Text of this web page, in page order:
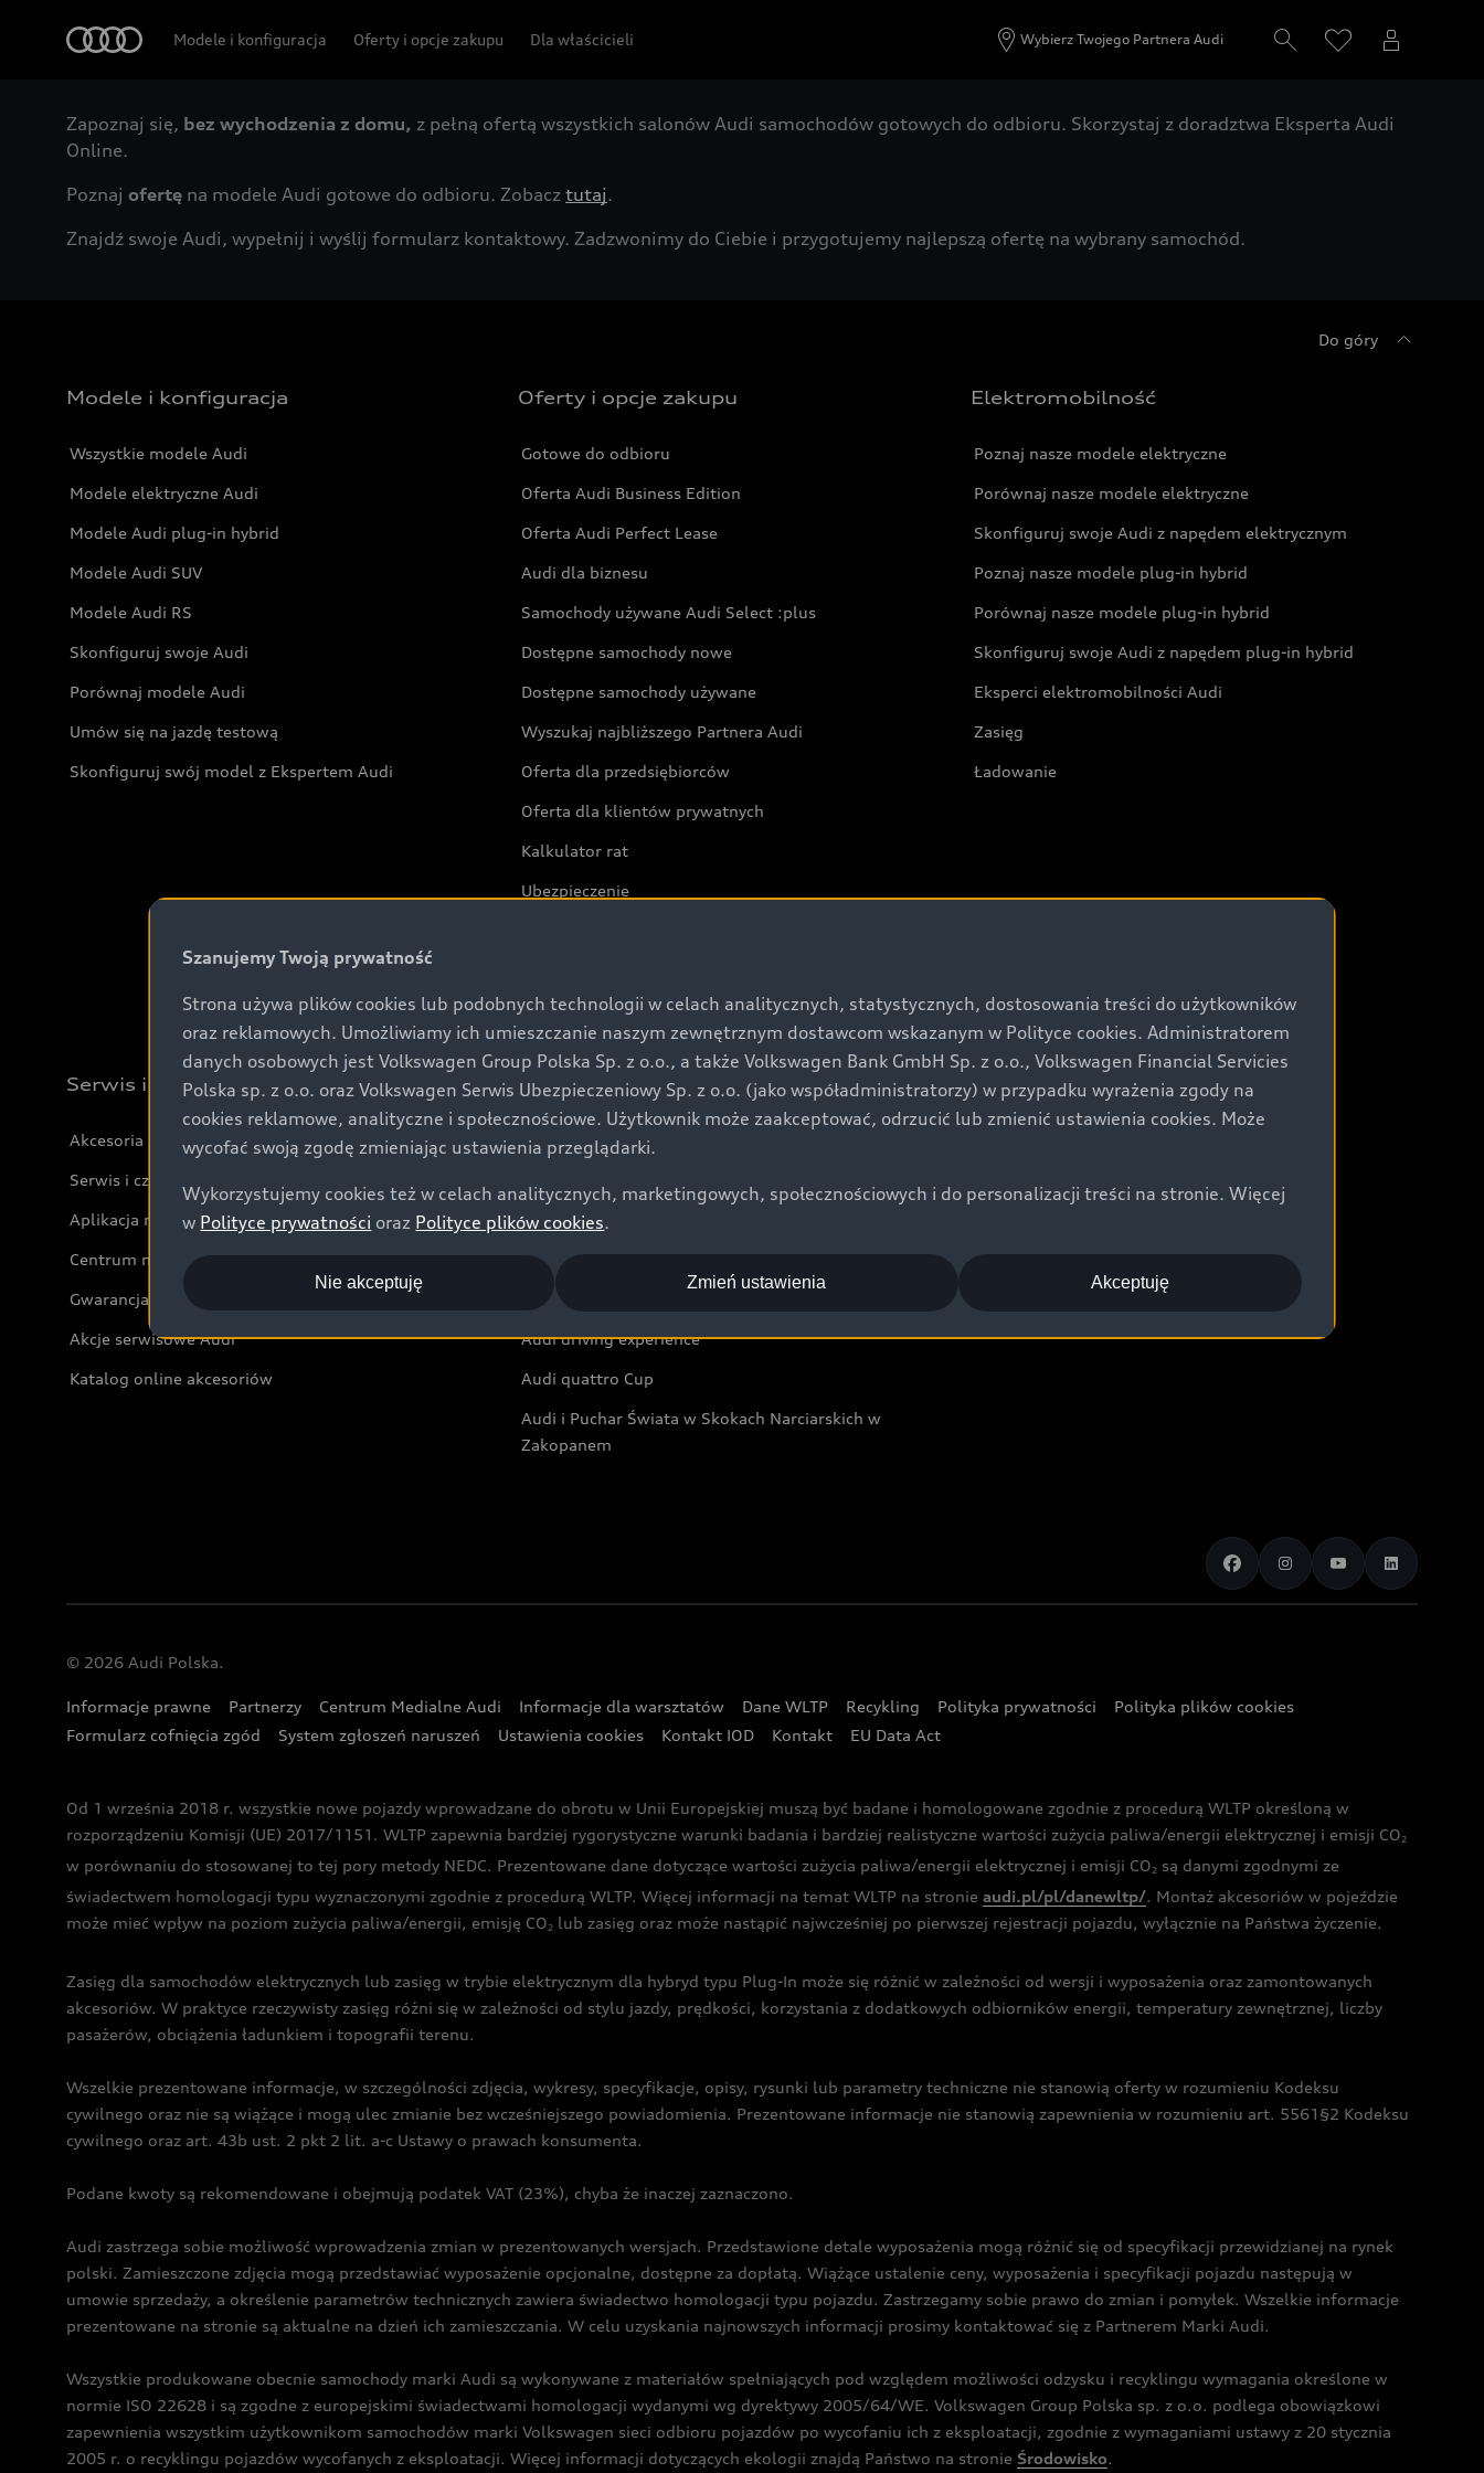
Modele i konfiguracja Oferty i opcje zakupu Dla właścicieli Wybierz Twojego Partnera Audi
Zapoznaj się, bez wychodzenia z domu, z pełną ofertą wszystkich salonów Audi samochodów gotowych do odbioru. Skorzystaj z doradztwa Eksperta Audi
Online.
Poznaj ofertę na modele Audi gotowe do odbioru. Zobacz tutaj.
Znajdź swoje Audi, wypełnij i wyślij formularz kontaktowy. Zadzwonimy do Ciebie i przygotujemy najlepszą ofertę na wybrany samochód.
Do góry
Modele i konfiguracja
Wszystkie modele Audi
Modele elektryczne Audi
Modele Audi plug-in hybrid
Modele Audi SUV
Modele Audi RS
Skonfiguruj swoje Audi
Porównaj modele Audi
Umów się na jazdę testową
Skonfiguruj swój model z Ekspertem Audi
Oferty i opcje zakupu
Gotowe do odbioru
Oferta Audi Business Edition
Oferta Audi Perfect Lease
Audi dla biznesu
Samochody używane Audi Select :plus
Dostępne samochody nowe
Dostępne samochody używane
Wyszukaj najbliższego Partnera Audi
Oferta dla przedsiębiorców
Oferta dla klientów prywatnych
Kalkulator rat
Ubezpieczenie
Audi exclusive
Elektromobilność
Poznaj nasze modele elektryczne
Porównaj nasze modele elektryczne
Skonfiguruj swoje Audi z napędem elektrycznym
Poznaj nasze modele plug-in hybrid
Porównaj nasze modele plug-in hybrid
Skonfiguruj swoje Audi z napędem plug-in hybrid
Eksperci elektromobilności Audi
Zasięg
Ładowanie
Serwis i akcesoria
Akcesoria
Serwis i części
Aplikacja myAudi i usługi cyfrowe
Centrum napraw powypadkowych
Gwarancja
Akcje serwisowe Audi
Katalog online akcesoriów
Świat Audi
Aktualności i historie postępu
Audi Nuvolari
Audi Sport Festiwal
Audi i Muzeum Sztuki Nowoczesnej w Warszawie
Audi driving experience
Audi quattro Cup
Audi i Puchar Świata w Skokach Narciarskich w
Zakopanem
© 2026 Audi Polska.
Informacje prawne Partnerzy Centrum Medialne Audi Informacje dla warsztatów Dane WLTP Recykling Polityka prywatności
Polityka plików cookies
Formularz cofnięcia zgód
System zgłoszeń naruszeń Ustawienia cookies Kontakt IOD Kontakt EU Data Act
Od 1 września 2018 r. wszystkie nowe pojazdy wprowadzane do obrotu w Unii Europejskiej muszą być badane i homologowane zgodnie z procedurą WLTP określoną w
rozporządzeniu Komisji (UE) 2017/1151. WLTP zapewnia bardziej rygorystyczne warunki badania i bardziej realistyczne wartości zużycia paliwa/energii elektrycznej i emisji CO2
w porównaniu do stosowanej to tej pory metody NEDC. Prezentowane dane dotyczące wartości zużycia paliwa/energii elektrycznej i emisji CO2 są danymi zgodnymi ze
świadectwem homologacji typu wyznaczonymi zgodnie z procedurą WLTP. Więcej informacji na temat WLTP na stronie audi.pl/pl/danewltp/. Montaż akcesoriów w pojeździe
może mieć wpływ na poziom zużycia paliwa/energii, emisję CO2 lub zasięg oraz może nastąpić najwcześniej po pierwszej rejestracji pojazdu, wyłącznie na Państwa życzenie.
Zasięg dla samochodów elektrycznych lub zasięg w trybie elektrycznym dla hybryd typu Plug-In może się różnić w zależności od wersji i wyposażenia oraz zamontowanych
akcesoriów. W praktyce rzeczywisty zasięg różni się w zależności od stylu jazdy, prędkości, korzystania z dodatkowych odbiorników energii, temperatury zewnętrznej, liczby
pasażerów, obciążenia ładunkiem i topografii terenu.
Wszelkie prezentowane informacje, w szczególności zdjęcia, wykresy, specyfikacje, opisy, rysunki lub parametry techniczne nie stanowią oferty w rozumieniu Kodeksu
cywilnego oraz nie są wiążące i mogą ulec zmianie bez wcześniejszego powiadomienia. Prezentowane informacje nie stanowią zapewnienia w rozumieniu art. 5561§2 Kodeksu
cywilnego oraz art. 43b ust. 2 pkt 2 lit. a-c Ustawy o prawach konsumenta.
Podane kwoty są rekomendowane i obejmują podatek VAT (23%), chyba że inaczej zaznaczono.
Audi zastrzega sobie możliwość wprowadzenia zmian w prezentowanych wersjach. Przedstawione detale wyposażenia mogą różnić się od specyfikacji przewidzianej na rynek
polski. Zamieszczone zdjęcia mogą przedstawiać wyposażenie opcjonalne, dostępne za dopłatą. Wiążące ustalenie ceny, wyposażenia i specyfikacji pojazdu następują w
umowie sprzedaży, a określenie parametrów technicznych zawiera świadectwo homologacji typu pojazdu. Zastrzegamy sobie prawo do zmian i pomyłek. Wszelkie informacje
prezentowane na stronie są aktualne na dzień ich zamieszczania. W celu uzyskania najnowszych informacji prosimy kontaktować się z Partnerem Marki Audi.
Wszystkie produkowane obecnie samochody marki Audi są wykonywane z materiałów spełniających pod względem możliwości odzysku i recyklingu wymagania określone w
normie ISO 22628 i są zgodne z europejskimi świadectwami homologacji wydanymi wg dyrektywy 2005/64/WE. Volkswagen Group Polska sp. z o.o. podlega obowiązkowi
zapewnienia wszystkim użytkownikom samochodów marki Volkswagen sieci odbioru pojazdów po wycofaniu ich z eksploatacji, zgodnie z wymaganiami ustawy z 20 stycznia
2005 r. o recyklingu pojazdów wycofanych z eksploatacji. Więcej informacji dotyczących ekologii znajdą Państwo na stronie Środowisko.
Szanujemy Twoją prywatność
Strona używa plików cookies lub podobnych technologii w celach analitycznych, statystycznych, dostosowania treści do użytkowników
oraz reklamowych. Umożliwiamy ich umieszczanie naszym zewnętrznym dostawcom wskazanym w Polityce cookies. Administratorem
danych osobowych jest Volkswagen Group Polska Sp. z o.o., a także Volkswagen Bank GmbH Sp. z o.o., Volkswagen Financial Servicies
Polska sp. z o.o. oraz Volkswagen Serwis Ubezpieczeniowy Sp. z o.o. (jako współadministratorzy) w przypadku wyrażenia zgody na
cookies reklamowe, analityczne i społecznościowe. Użytkownik może zaakceptować, odrzucić lub zmienić ustawienia cookies. Może
wycofać swoją zgodę zmieniając ustawienia przeglądarki.
Wykorzystujemy cookies też w celach analitycznych, marketingowych, społecznościowych i do personalizacji treści na stronie. Więcej
w Polityce prywatności oraz Polityce plików cookies.
Akceptuję
Nie akceptuję Zmień ustawienia